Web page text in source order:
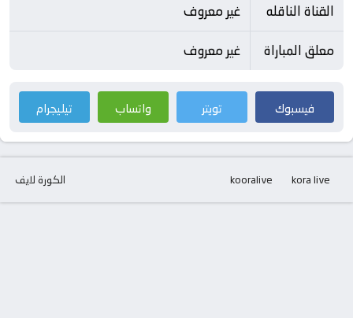
القناة الناقله
غير معروف
معلق المباراة
غير معروف
فيسبوك تويتر واتساب تيليجرام
الكورة لايف kora live
kooralive